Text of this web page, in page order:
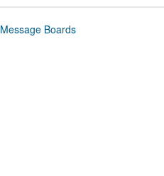
Message Boards